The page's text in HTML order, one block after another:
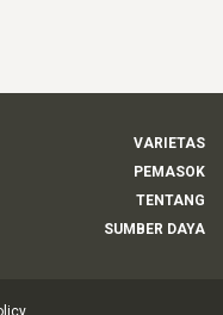
VARIETAS
PEMASOK
TENTANG
SUMBER DAYA